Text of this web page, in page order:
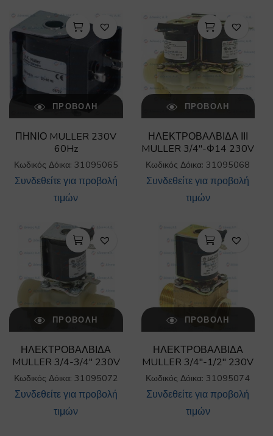
ΠΡΟΒΟΛΉ
ΠΗΝΙΟ MULLER 230V
60Hz
Κωδικός Δόικα: 31095065
Συνδεθείτε για προβολή
τιμών
ΠΡΟΒΟΛΉ
ΗΛΕΚΤΡΟΒΑΛΒΙΔΑ ΙΙΙ
MULLER 3/4″-Φ14 230V
Κωδικός Δόικα: 31095068
Συνδεθείτε για προβολή
τιμών
ΠΡΟΒΟΛΉ
ΗΛΕΚΤΡΟΒΑΛΒΙΔΑ
MULLER 3/4-3/4″ 230V
Κωδικός Δόικα: 31095072
Συνδεθείτε για προβολή
τιμών
ΠΡΟΒΟΛΉ
ΗΛΕΚΤΡΟΒΑΛΒΙΔΑ
MULLER 3/4″-1/2″ 230V
Κωδικός Δόικα: 31095074
Συνδεθείτε για προβολή
τιμών